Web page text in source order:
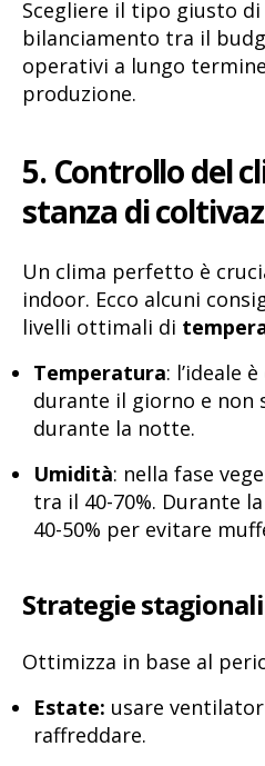
Scegliere il tipo giusto
bilanciamento tra il
operativi a lungo
produzione.
5. Controllo del
stanza di
Un clima perfetto è
indoor. Ecco alcuni
livelli ottimali di
Temperatura: l’ideale
durante il giorno e non
durante la notte.
Umidità: nella fase
tra il 40-70%. Durante
40-50% per evitare
Strategie stagionali
Ottimizza in base al
Estate: usare
raffreddare.